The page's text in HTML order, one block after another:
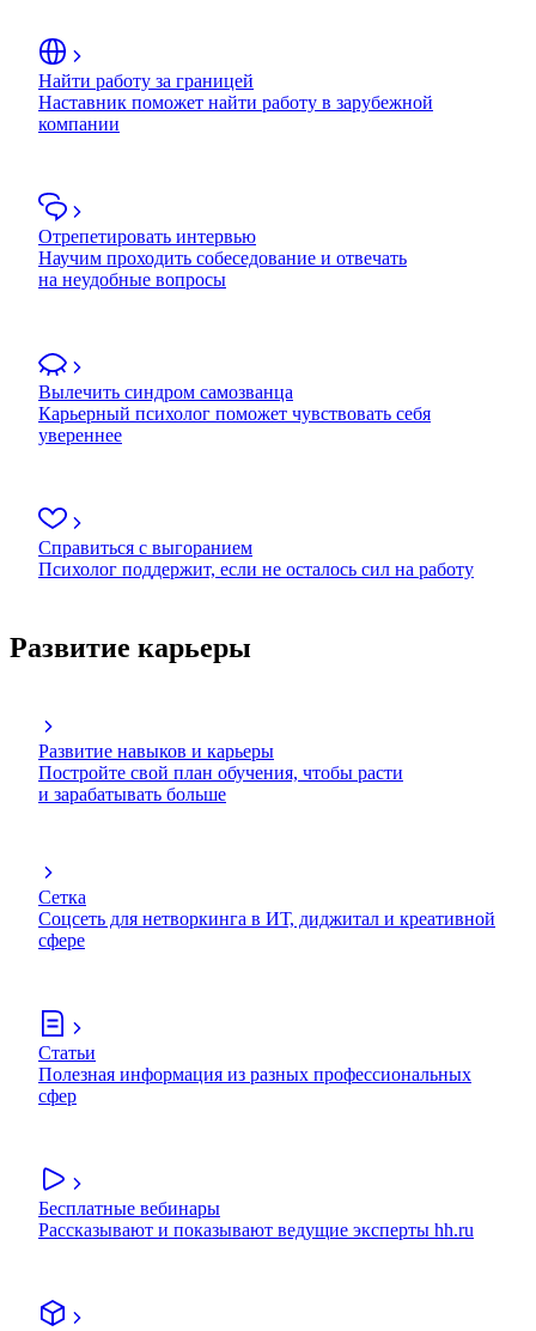
Найти работу за границей
Наставник поможет найти работу в зарубежной
компании
Отрепетировать интервью
Научим проходить собеседование и отвечать
на неудобные вопросы
Вылечить синдром самозванца
Карьерный психолог поможет чувствовать себя
увереннее
Справиться с выгоранием
Психолог поддержит, если не осталось сил на работу
Развитие карьеры
Развитие навыков и карьеры
Постройте свой план обучения, чтобы расти
и зарабатывать больше
Сетка
Соцсеть для нетворкинга в ИТ, диджитал и креативной
сфере
Статьи
Полезная информация из разных профессиональных
сфер
Бесплатные вебинары
Рассказывают и показывают ведущие эксперты hh.ru